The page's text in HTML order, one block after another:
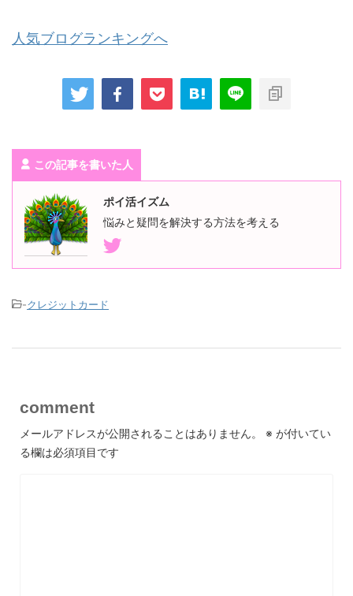
Ｓ ＳＴＡＣＩＡカードを実際に使ってみて、まず魅力だと感じた
人にもハードルが低いと感じました。通常のＶｉｓａ加盟店で使
えば「Ｓポイント」が１％還元され、普段の買い物でそれなりに
ポイントが貯まるのも利便性が高いと思います。さらに、阪急阪
元になる点が大きなメリットです。関西圏で阪急阪神グループの
店舗をよく利用する人なら、還元効果がかなり期待できるでしょ
う。カードはＶｉｓａ タッチ決済やスマホ決済（Ａｐｐｌｅ Ｐ
ａｙ／Ｇｏｏｇｌｅ Ｐａｙ）に対応していて、日常の支払いがス
ムーズ。そして、貯めたＳポイントはグループ店舗を中心に１ポ
イント＝１円で使えるので、「支払い→ポイント→支払い」の循
環がしやすく、使い勝手が良いと感じました。一方で、グループ
以外の店舗では還元率が１％なので、強くメリットを感じるのは
あくまで阪急阪神グループをよく使う人に限られると思います。
阪急阪神グループをよく利用する方には、Ｓ ＳＴＡＣＩＡカード
は非常に便利です。最大の魅力は、阪急・阪神百貨店やグループ
施設でのポイント還元率の高さ。通常のクレジット利用でもポイ
人気ブログランキングへ
この記事を書いた人
ポイ活イズム
悩みと疑問を解決する方法を考える
-クレジットカード
comment
メールアドレスが公開されることはありません。 ※ が付いてい
る欄は必須項目です